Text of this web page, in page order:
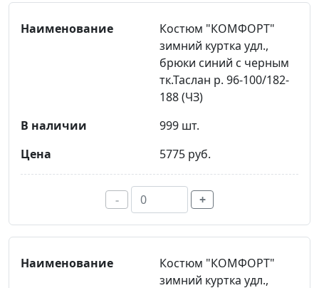
Костюм "КОМФОРТ"
зимний куртка удл.,
брюки синий с черным
тк.Таслан р. 96-100/182-
188 (ЧЗ)
999 шт.
5775 руб.
- +
Костюм "КОМФОРТ"
зимний куртка удл.,